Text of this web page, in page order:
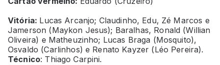
Vitória: Lucas Arcanjo; Claudinho, Edu, Zé Marcos e
Jamerson (Maykon Jesus); Baralhas, Ronald (Willian
Oliveira) e Matheuzinho; Lucas Braga (Mosquito),
Osvaldo (Carlinhos) e Renato Kayzer (Léo Pereira).
Técnico: Thiago Carpini.